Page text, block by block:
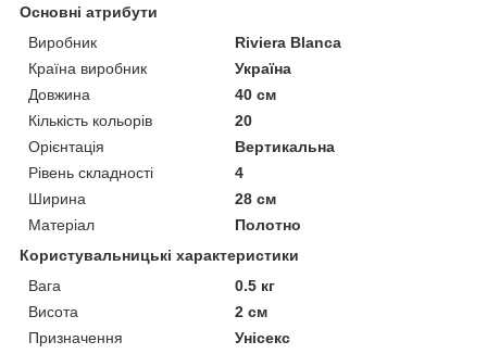
Основні атрибути
Виробник
Riviera Blanca
Країна виробник
Україна
Довжина
40 см
Кількість кольорів
20
Орієнтація
Вертикальна
Рівень складності
4
Ширина
28 см
Матеріал
Полотно
Користувальницькі характеристики
Вага
0.5 кг
Висота
2 см
Призначення
Унісекс